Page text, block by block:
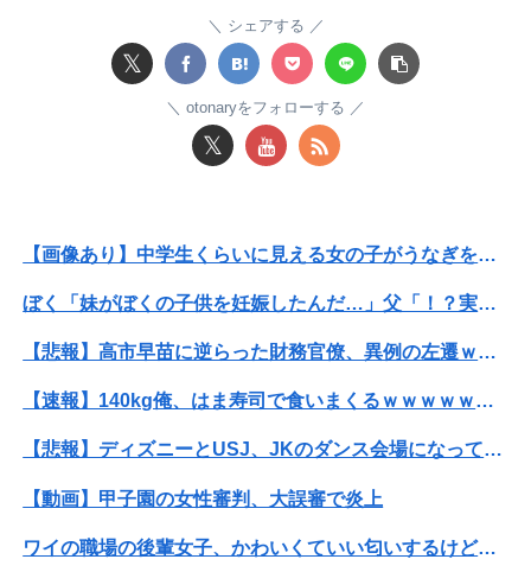
みいちゃん、セコカンになる
【動画】両方馬鹿（笑）ミニストップでトラックと衝突したドラレコが（ノ∇`）
長男嫁が「お姉ちゃん助けて」と電話してきた。バカトメが、雪の中うちの息子に会いに来ようとしたらしく...
【悲報】米倉涼子さん、フライデーに不意討ちされてしまうｗｗｗｗｗ（画像あり）
【朗報】見せブラ、流行る。
【悲報】ソープでイッた後に嬢の耳元で「好き」って囁く瞬間ｗｗｗｗｗｗｗｗwwww
【画像】どのくノ一を快楽責めしたいｗｗｗｗｗ
【動画】よく助けられたな。岐阜の川で外国人が溺れてしまう事故。
シェアする
𝕏
otonaryをフォローする
𝕏
【画像あり】中学生くらいに見える女の子がうなぎを食べてるけど、お●ぱいにしか目が行かない
ぼく「妹がぼくの子供を妊娠したんだ…」父「！？実は俺と母さんも兄妹なんだ」ぼく「！？」→こうなるwww
【悲報】高市早苗に逆らった財務官僚、異例の左遷ｗｗｗｗｗｗｗｗ
【速報】140kg俺、はま寿司で食いまくるｗｗｗｗｗｗｗ（※画像あり）
【悲報】ディズニーとUSJ、JKのダンス会場になってしまうｗｗｗｗｗ
【動画】甲子園の女性審判、大誤審で炎上
ワイの職場の後輩女子、かわいくていい匂いするけどマジでとんでもなく無能